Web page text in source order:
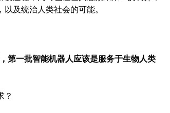
及统治人类社会的可能。
第一批智能机器人应该是服务于生物人类
？